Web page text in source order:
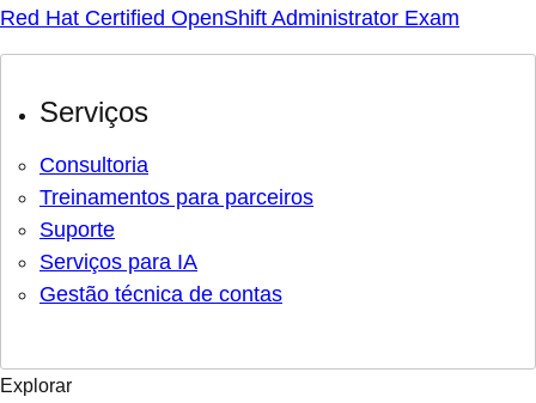
Red Hat Certified OpenShift Administrator Exam
Serviços
Consultoria
Treinamentos para parceiros
Suporte
Serviços para IA
Gestão técnica de contas
Explorar